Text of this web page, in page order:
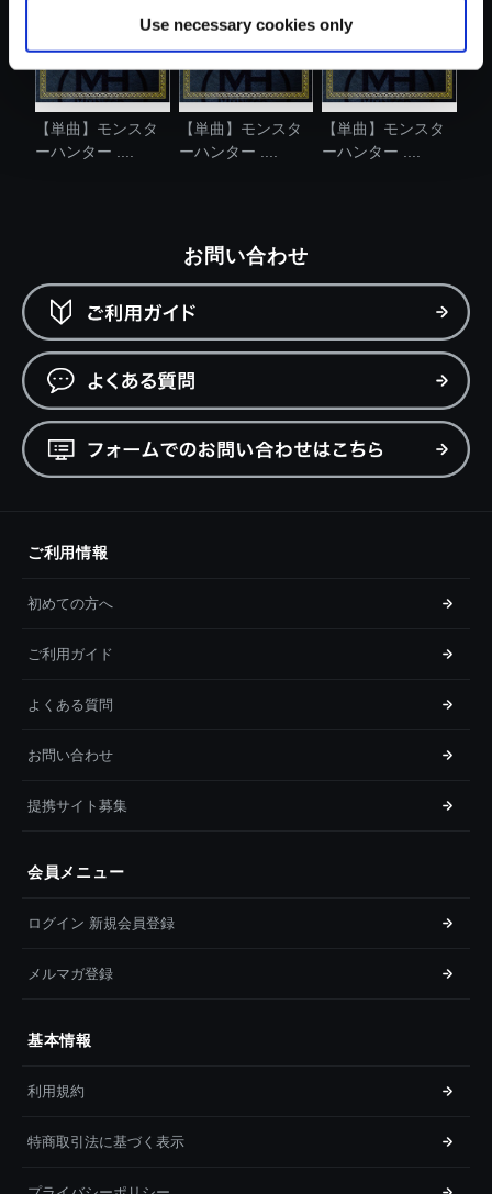
Use necessary cookies only
【単曲】モンスタ
ーハンター ....
【単曲】モンスタ
ーハンター ....
【単曲】モンスタ
ーハンター ....
お問い合わせ
ご利用情報
初めての方へ
ご利用ガイド
よくある質問
お問い合わせ
提携サイト募集
会員メニュー
ログイン 新規会員登録
メルマガ登録
基本情報
利用規約
特商取引法に基づく表示